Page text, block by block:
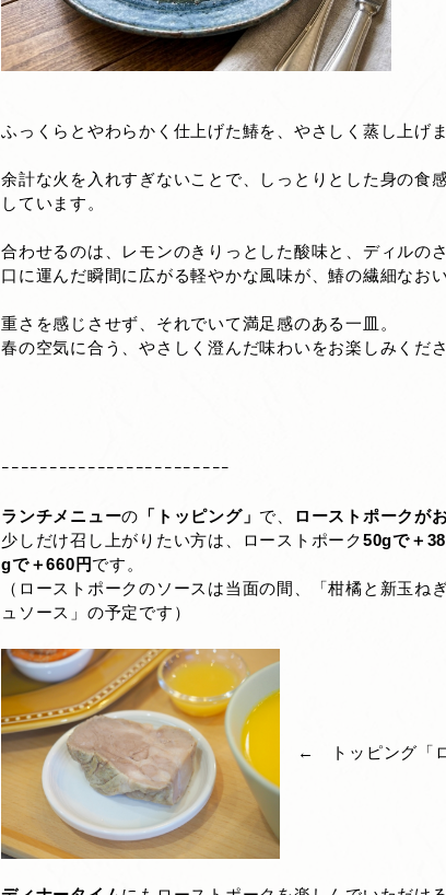
ふっくらとやわらかく仕上げた鰆を、やさしく蒸し上げま
余計な火を入れすぎないことで、しっとりとした身の食
しています。
合わせるのは、レモンのきりっとした酸味と、ディルの
口に運んだ瞬間に広がる軽やかな風味が、鰆の繊細なお
重さを感じさせず、それでいて満足感のある一皿。
春の空気に合う、やさしく澄んだ味わいをお楽しみくださ
ｰｰｰｰｰｰｰｰｰｰｰｰｰｰｰｰｰｰｰｰｰｰｰｰ
ランチメニューの 「トッピング」 で、
ローストポークが
少しだけ召し上がりたい方は、ローストポーク50gで＋
gで＋660円です。
（ローストポークのソースは当面の間、「柑橘と新玉ね
ュソース」の予定です）
← トッピング「ロ